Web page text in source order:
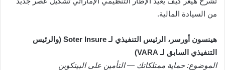
من السيادة المالية.
هينسون أورسر، الرئيس التنفيذي لـ Soter Insure (والرئيس
التنفيذي السابق لـ VARA)
الموضوع: حماية ممتلكاتك — التأمين على البيتكوين